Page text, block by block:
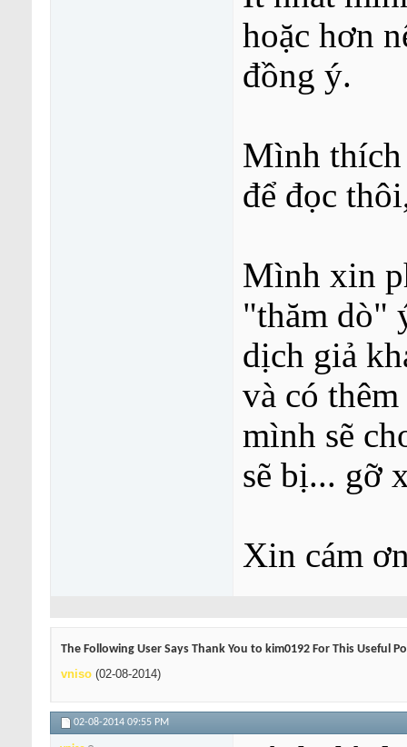
hoặc hơn
đồng ý.
Mình thích
để đọc
Mình xin
"thăm dò"
dịch giả
và có
mình sẽ
sẽ bị... gỡ
Xin cám
The Following User Says Thank You to kim0192 For This Useful
vniso (02-08-2014)
02-08-2014 09:55 PM